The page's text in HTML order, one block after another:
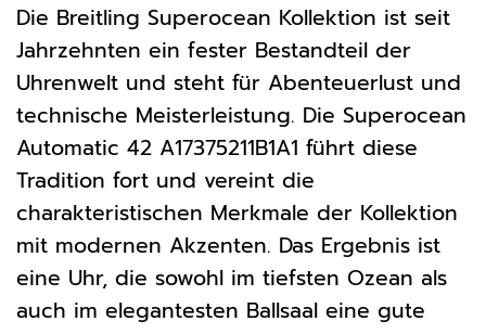
Die Breitling Superocean Kollektion ist seit
Jahrzehnten ein fester Bestandteil der
Uhrenwelt und steht für Abenteuerlust und
technische Meisterleistung. Die Superocean
Automatic 42 A17375211B1A1 führt diese
Tradition fort und vereint die
charakteristischen Merkmale der Kollektion
mit modernen Akzenten. Das Ergebnis ist
eine Uhr, die sowohl im tiefsten Ozean als
auch im elegantesten Ballsaal eine gute